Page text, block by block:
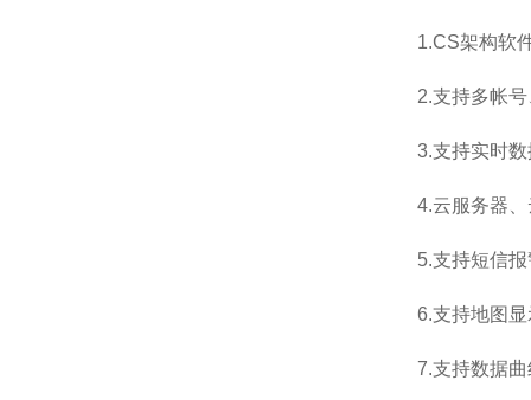
1.CS架构软
2.支持多帐
3.支持实时
4.云服务器
5.支持短信
6.支持地图
7.支持数据